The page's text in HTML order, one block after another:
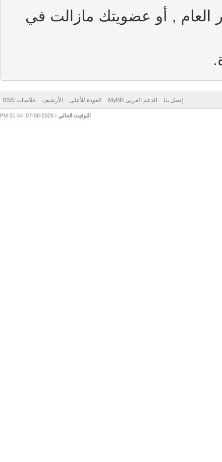
, أو عضويتك مازالت في
إتصل بنا الدعم العربى MyBB العودة للأعلى الأرشيف خلاصات RSS
التوقيت الحالي :2026-08-07, 01:44 PM